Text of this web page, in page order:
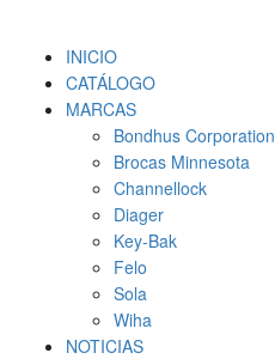
INICIO
CATÁLOGO
MARCAS
Bondhus Corporation
Brocas Minnesota
Channellock
Diager
Key-Bak
Felo
Sola
Wiha
NOTICIAS